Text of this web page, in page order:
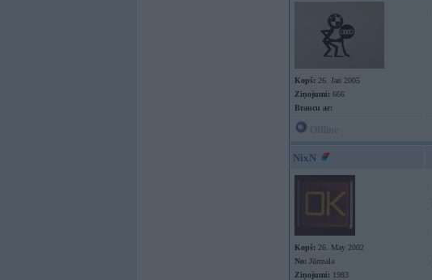
Kopš: 26. Jan 2005
Ziņojumi: 666
Braucu ar:
NixN
Kopš: 26. May 2002
No: Jūrmala
Ziņojumi: 1983